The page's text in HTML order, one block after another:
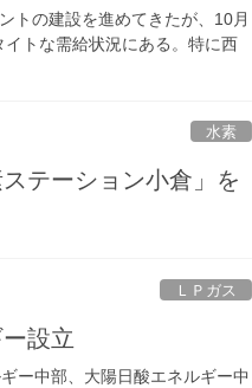
トの建設を進めてきたが、10月
トな需給状況にある。特に西
水素
テーション小倉」を
ＬＰガス
設立
ー中部、大陽日酸エネルギー中